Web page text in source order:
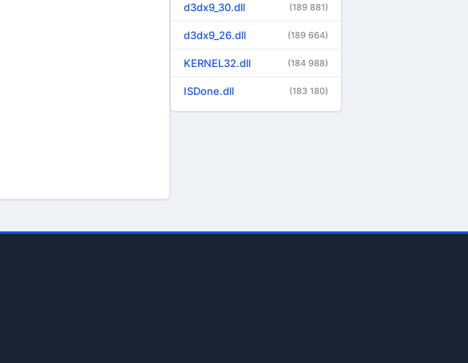
d3dx9_30.dll (189 881)
d3dx9_26.dll (189 664)
KERNEL32.dll (184 988)
ISDone.dll (183 180)